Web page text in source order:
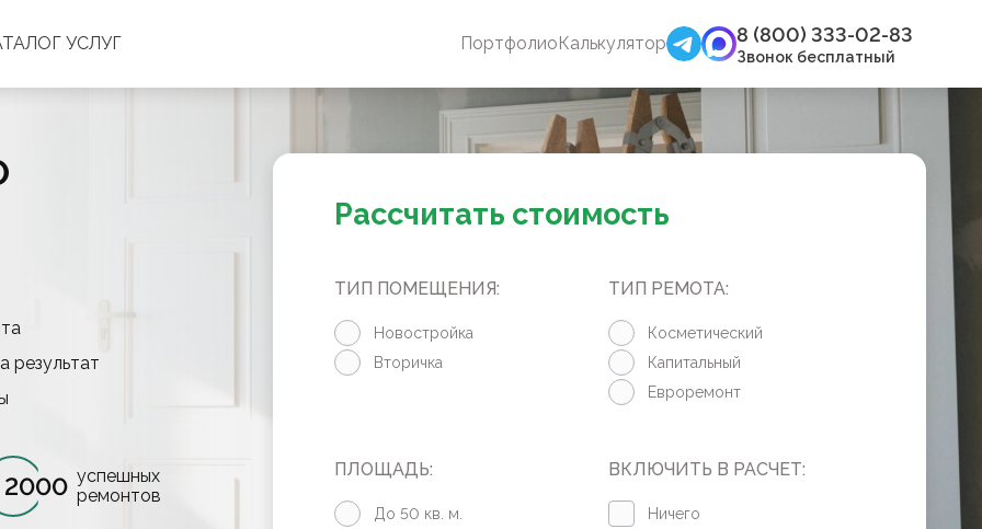
УСЛУГ ПортфолиоКалькулятор 8 (800) 333-02-83
Звонок бесплатный
результат
2000 успешных
ремонтов
Рассчитать стоимость
ТИП ПОМЕЩЕНИЯ:
Новостройка
Вторичка
ТИП РЕМОТА:
Косметический
Капитальный
Евроремонт
ПЛОЩАДЬ:
До 50 кв. м.
ВКЛЮЧИТЬ В РАСЧЕТ:
Ничего